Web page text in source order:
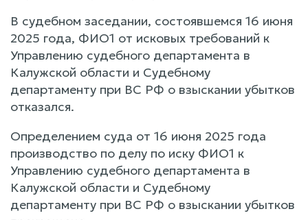
В судебном заседании, состоявшемся 16 июня
2025 года, ФИО1 от исковых требований к
Управлению судебного департамента в
Калужской области и Судебному
департаменту при ВС РФ о взыскании убытков
отказался.
Определением суда от 16 июня 2025 года
производство по делу по иску ФИО1 к
Управлению судебного департамента в
Калужской области и Судебному
департаменту при ВС РФ о взыскании убытков